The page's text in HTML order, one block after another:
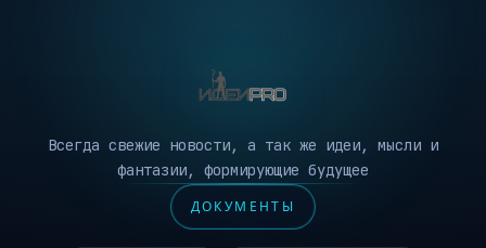
Всегда свежие новости, а так же идеи, мысли и
фантазии, формирующие будущее
ДОКУМЕНТЫ